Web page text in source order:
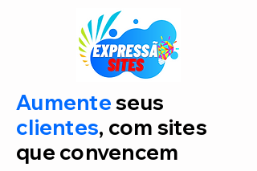
Aumenteseus
clientes, com sites
que convencem